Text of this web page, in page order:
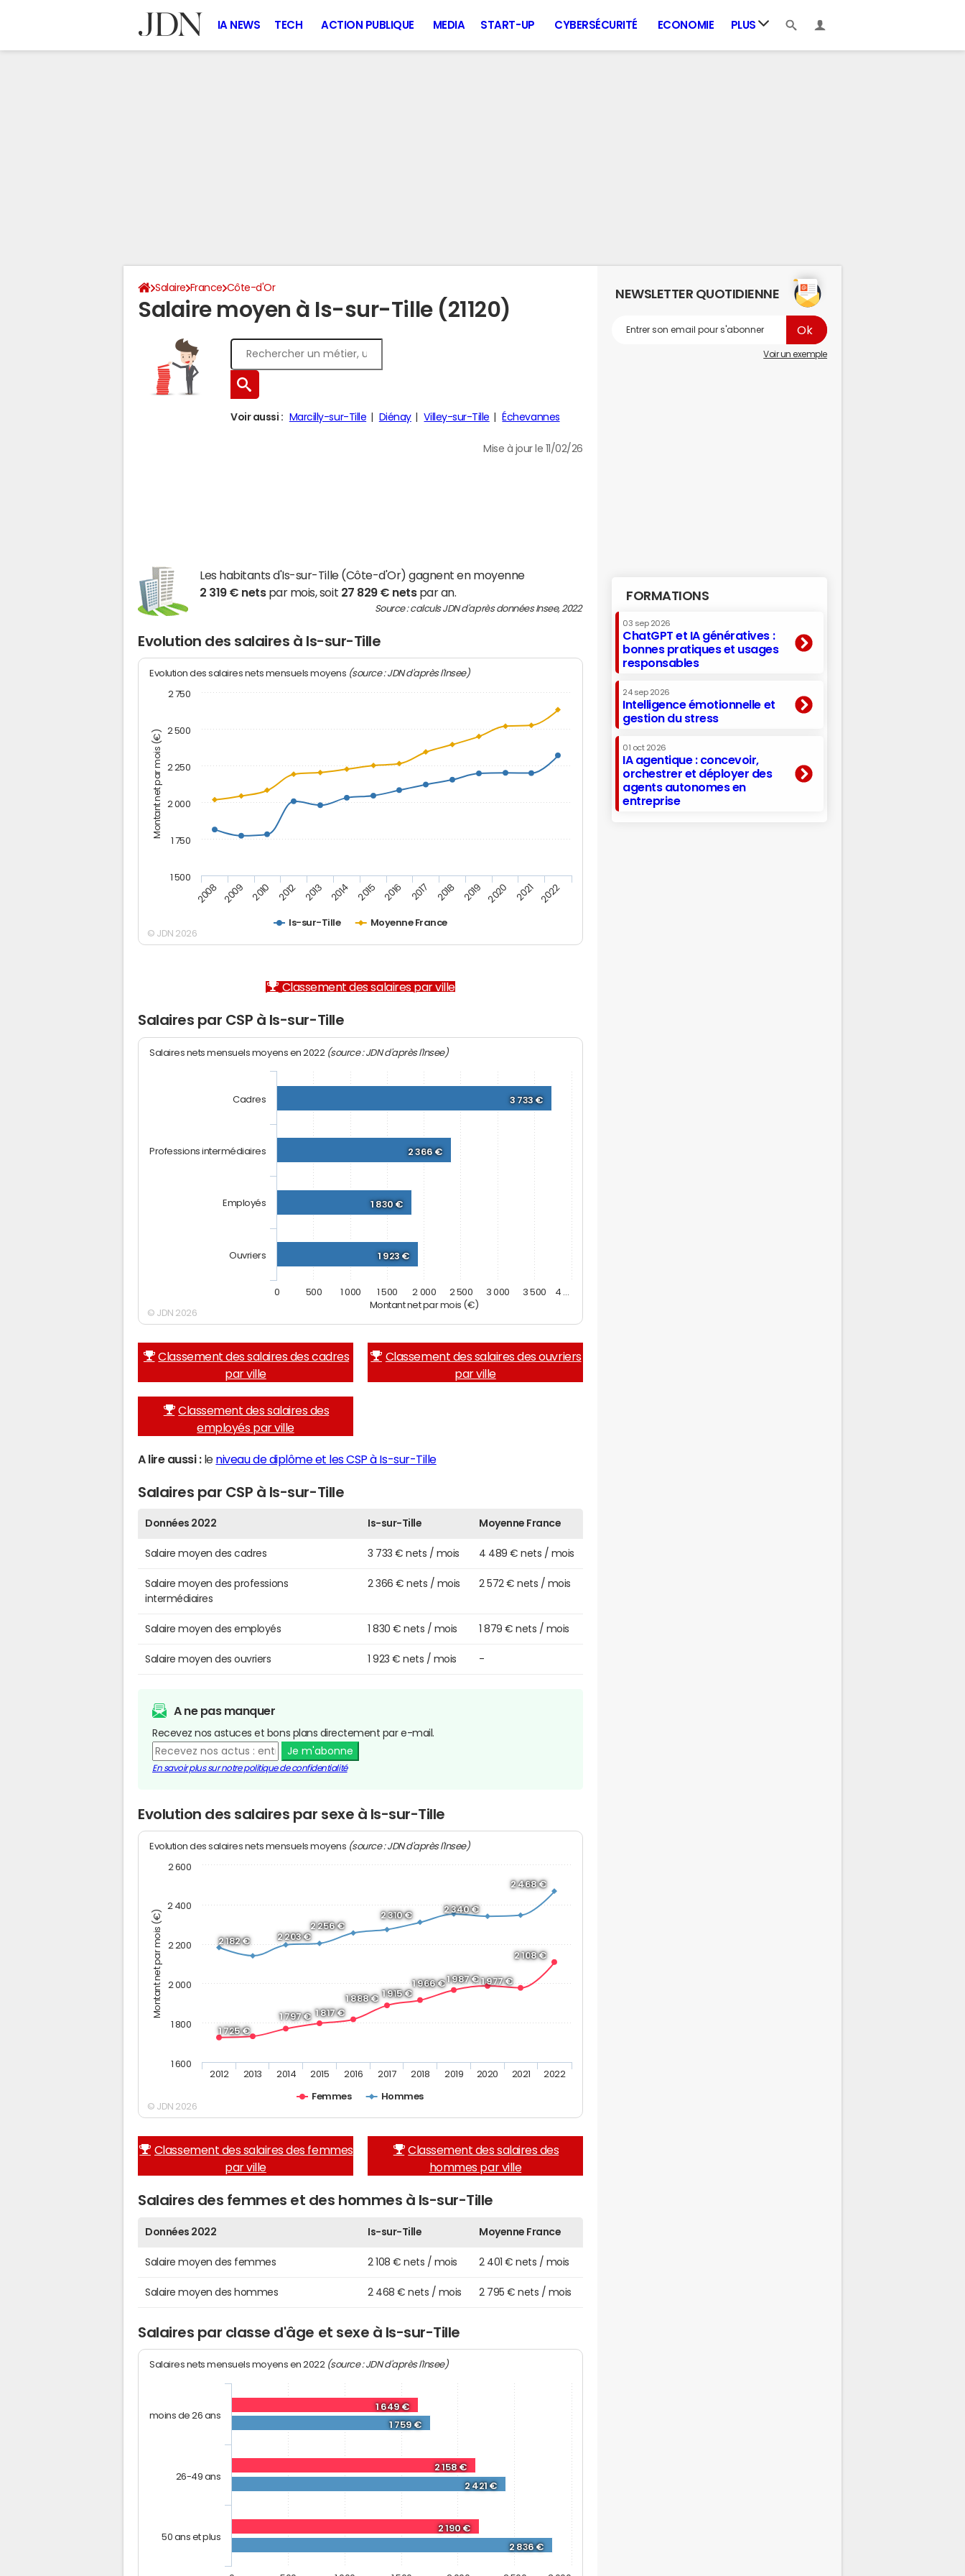
IA NEWS TECH ACTION PUBLIQUE MEDIA START-UP CYBERSÉCURITÉ ECONOMIE PLUS
Salaire France Côte-d'Or
Salaire moyen à Is-sur-Tille (21120)
Voir aussi : Marcilly-sur-Tille Diénay Villey-sur-Tille Échevannes
Mise à jour le 11/02/26
Les habitants d'Is-sur-Tille (Côte-d'Or) gagnent en moyenne
2 319 € netspar mois, soit 27 829 € netspar an.
Source : calculs JDN d'après données Insee, 2022
Evolution des salaires à Is-sur-Tille
Montant net par mois (€)
Evolution des salaires nets mensuels moyens (source : JDN d'après l'Insee)
Is-sur-Tille Moyenne France
2008 2009 2010 2012 2013 2014 2015 2016 2017 2018 2019 2020 2021 2022
1 500
1 750
2 000
2 250
2 500
2 750
© JDN 2026
Classement des salaires par ville
Salaires par CSP à Is-sur-Tille
Montant net par mois (€)
Salaires nets mensuels moyens en 2022 (source : JDN d'après l'Insee)
3 733 €
2 366 €
1 830 €
1 923 €
Cadres
Professions intermédiaires
Employés
Ouvriers
0 500 1 000 1 500 2 000 2 500 3 000 3 500 4 …
© JDN 2026
Classement des salaires des cadres
par ville
Classement des salaires des ouvriers
par ville
Classement des salaires des
employés par ville
A lire aussi :le niveau de diplôme et les CSP à Is-sur-Tille
Salaires par CSP à Is-sur-Tille
Données 2022 Is-sur-Tille Moyenne France
Salaire moyen des cadres 3 733 € nets / mois 4 489 € nets / mois
Salaire moyen des professions
intermédiaires
2 366 € nets / mois 2 572 € nets / mois
Salaire moyen des employés 1 830 € nets / mois 1 879 € nets / mois
Salaire moyen des ouvriers 1 923 € nets / mois -
A ne pas manquer
Recevez nos astuces et bons plans directement par e-mail.
Je m'abonne
En savoir plus sur notre politique de confidentialité
Evolution des salaires par sexe à Is-sur-Tille
Montant net par mois (€)
Evolution des salaires nets mensuels moyens (source : JDN d'après l'Insee)
1 725 €
1 797 € 1 817 €
1 888 €
1 915 €
1 966 €1 987 € 1 977 €
2 108 €
2 182 € 2 203 €
2 256 €
2 310 €
2 340 €
2 468 €
Femmes Hommes
2012 2013 2014 2015 2016 2017 2018 2019 2020 2021 2022
1 600
1 800
2 000
2 200
2 400
2 600
© JDN 2026
Classement des salaires des femmes
par ville
Classement des salaires des
hommes par ville
Salaires des femmes et des hommes à Is-sur-Tille
Données 2022 Is-sur-Tille Moyenne France
Salaire moyen des femmes 2 108 € nets / mois 2 401 € nets / mois
Salaire moyen des hommes 2 468 € nets / mois 2 795 € nets / mois
Salaires par classe d'âge et sexe à Is-sur-Tille
Salaires nets mensuels moyens en 2022 (source : JDN d'après l'Insee)
1 649 €
2 158 €
2 190 €
1 759 €
2 421 €
2 836 €
moins de 26 ans
26-49 ans
50 ans et plus
NEWSLETTER QUOTIDIENNE
Voir un exemple
FORMATIONS
03 sep 2026
ChatGPT et IA génératives :
bonnes pratiques et usages
responsables
24 sep 2026
Intelligence émotionnelle et
gestion du stress
01 oct 2026
IA agentique : concevoir,
orchestrer et déployer des
agents autonomes en
entreprise